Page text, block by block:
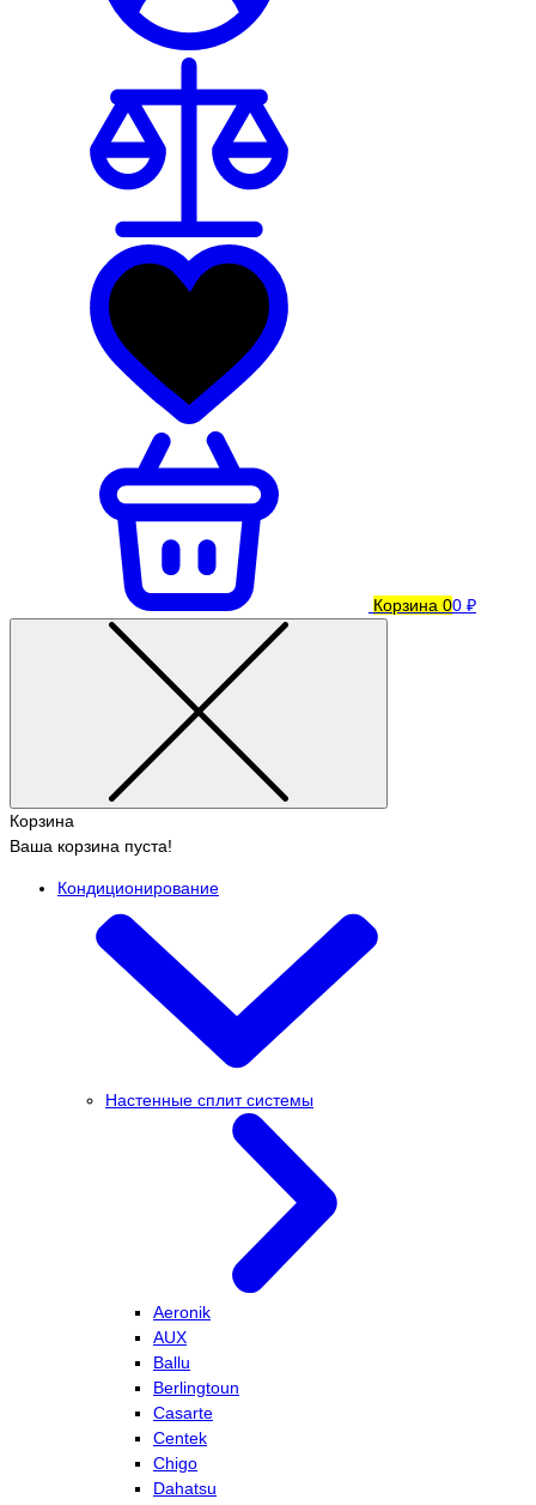
Корзина 00 ₽
Корзина
Ваша корзина пуста!
Кондиционирование
Настенные сплит системы
Aeronik
AUX
Ballu
Berlingtoun
Casarte
Centek
Chigo
Dahatsu